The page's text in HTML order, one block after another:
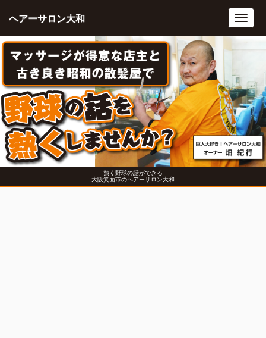
熱く野球の話ができる
大阪箕面市のヘアーサロン大和
ヘアーサロン大和